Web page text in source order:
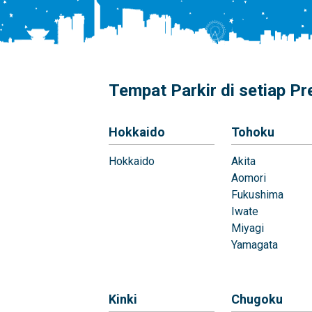
Tempat Parkir di setiap
Hokkaido
Hokkaido
Tohoku
Akita
Aomori
Fukushima
Iwate
Miyagi
Yamagata
Kinki Chugoku